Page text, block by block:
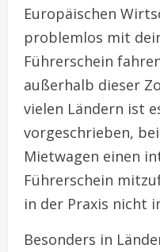
Europäischen
problemlos mit
Führerschein
außerhalb dieser
vielen Ländern ist
vorgeschrieben,
Mietwagen einen
Führerschein
in der Praxis nicht
Besonders in